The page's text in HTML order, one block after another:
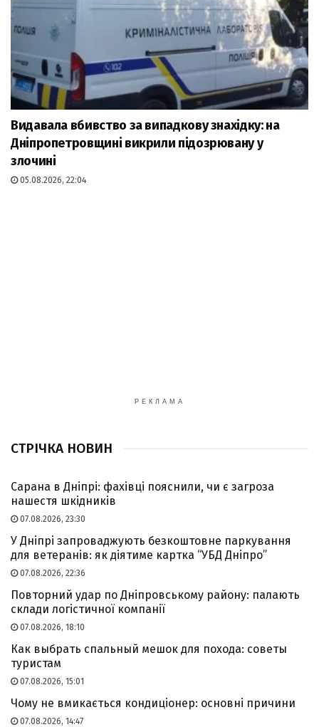
Видавала вбивство за випадкову знахідку: на
Дніпропетровщині викрили підозрювану у
злочині
05.08.2026, 22:04
РЕКЛАМА
СТРІЧКА НОВИН
Сарана в Дніпрі: фахівці пояснили, чи є загроза
нашестя шкідників
07.08.2026, 23:30
У Дніпрі запроваджують безкоштовне паркування
для ветеранів: як діятиме картка “УБД Дніпро”
07.08.2026, 22:36
Повторний удар по Дніпровському району: палають
склади логістичної компанії
07.08.2026, 18:10
Как выбрать спальный мешок для похода: советы
туристам
07.08.2026, 15:01
Чому не вмикається кондиціонер: основні причини
07.08.2026, 14:47